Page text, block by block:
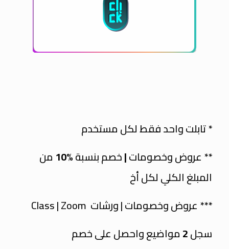
* تابلت واحد فقط لكل مستخدم
** عروض وخصومات|خصم بنسبة%10
من
المبلغ الكلي لكل أخ
*** عروض وخصومات | ورشات Class | Zoom
سجل2مواضيع واحصل على خصم